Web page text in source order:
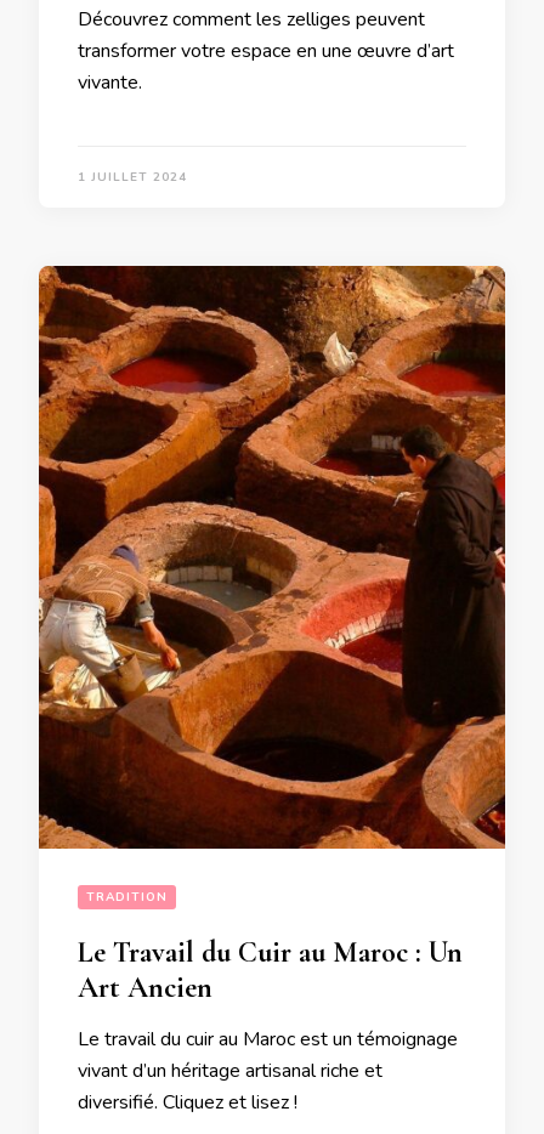
Découvrez comment les zelliges peuvent
transformer votre espace en une œuvre d’art
vivante.
1 JUILLET 2024
TRADITION
Le Travail du Cuir au Maroc : Un
Art Ancien
Le travail du cuir au Maroc est un témoignage
vivant d’un héritage artisanal riche et
diversifié. Cliquez et lisez !